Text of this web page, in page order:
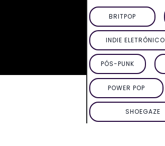
BRITPOP
INDIE ELETRÔNICO
PÓS-PUNK
POWER POP
SHOEGAZE